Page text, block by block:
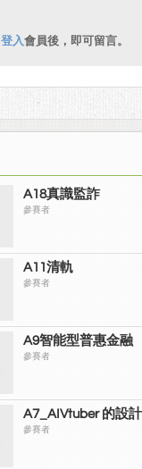
登入會員後，即可留言。
A18真識監詐
參賽者
A11清軌
參賽者
A9智能型普惠金融
參賽者
A7_AIVtuber 的設
參賽者